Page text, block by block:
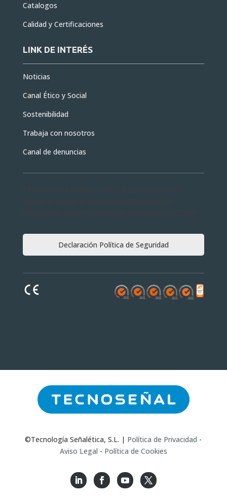
Catalogos
Calidad y Certificaciones
LINK DE INTERÉS
Noticias
Canal Ético y Social
Sostenibilidad
Trabaja con nosotros
Canal de denuncias
Declaración Política de Seguridad
©Tecnología Señalética, S.L. | Política de Privacidad -
Aviso Legal - Política de Cookies